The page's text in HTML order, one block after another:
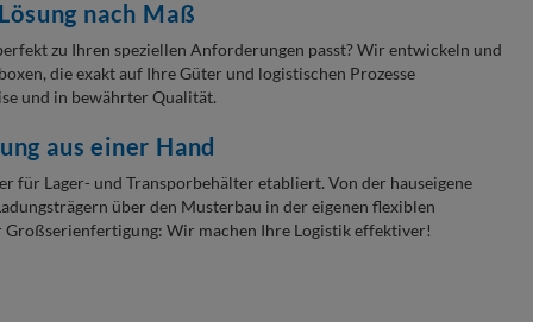
nach Maß
zu Ihren speziellen Anforderungen passt? Wir entwickeln und
die exakt auf Ihre Güter und logistischen Prozesse
und in bewährter Qualität.
aus einer Hand
für Lager- und Transporbehälter etabliert. Von der hauseigene
über den Musterbau in der eigenen flexiblen
Wir machen Ihre Logistik effektiver!